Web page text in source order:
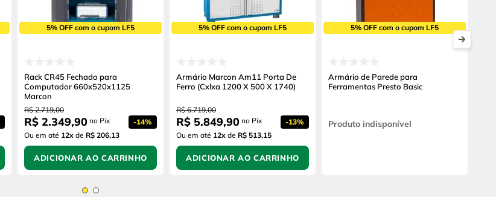
5% OFF com o cupom LF5
Rack CR45 Fechado para
Computador 660x520x1125
Marcon
R$ 2.719,00
R$ 2.349,90 no Pix -14%
Ou em até 12x de R$ 206,13
ADICIONAR AO CARRINHO
5% OFF com o cupom LF5
Armário Marcon Am11 Porta De
Ferro (Cxlxa 1200 X 500 X 1740)
R$ 6.719,00
R$ 5.849,90 no Pix -13%
Ou em até 12x de R$ 513,15
ADICIONAR AO CARRINHO
5% OFF com o cupom LF5
Armário de Parede para
Ferramentas Presto Basic
Produto indisponível